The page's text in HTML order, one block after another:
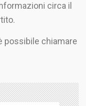
circa il
possibile chiamare